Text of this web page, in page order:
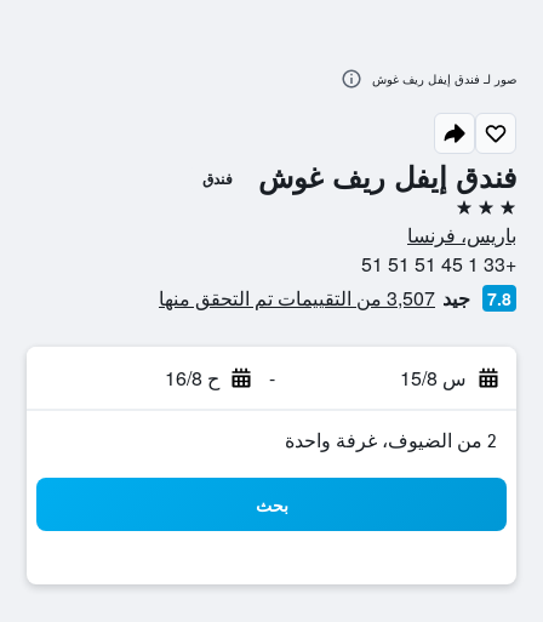
فندق إيفل ريف غوش فندق
3 نجوم
باريس، فرنسا
+33 1 45 51 51 51
7.8 جيد 3,507 من التقييمات تم التحقق منها
س 15/8 - ح 16/8
2 من الضيوف، غرفة واحدة
بحث
صور لـ فندق إيفل ريف غوش